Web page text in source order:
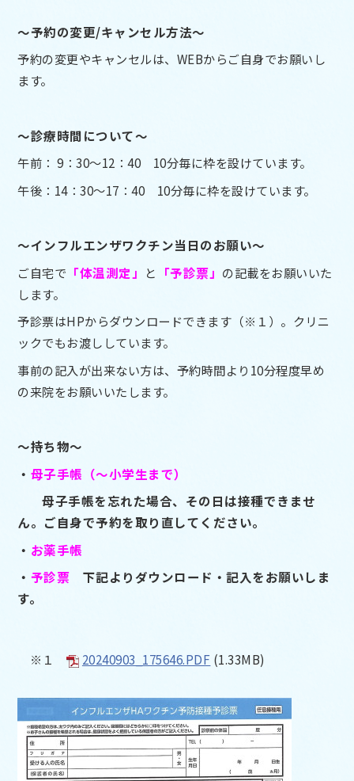
～予約の変更/キャンセル方法～
予約の変更やキャンセルは、WEBからご自身でお願いし
ます。
～診療時間について～
午前： 9：30～12：40 10分毎に枠を設けています。
午後：14：30～17：40 10分毎に枠を設けています。
～インフルエンザワクチン当日のお願い～
ご自宅で 「体温測定」 と 「予診票」 の記載をお願いいた
します。
予診票はHPからダウンロードできます（※１）。クリニ
ックでもお渡ししています。
事前の記入が出来ない方は、予約時間より10分程度早め
の来院をお願いいたします。
～持ち物～
・ 母子手帳（～小学生まで）
母子手帳を忘れた場合、その日は接種できませ
ん。ご自身で予約を取り直してください。
・ お薬手帳
・ 予診票 下記よりダウンロード・記入をお願いしま
す。
※１ 20240903_175646.PDF (1.33MB)